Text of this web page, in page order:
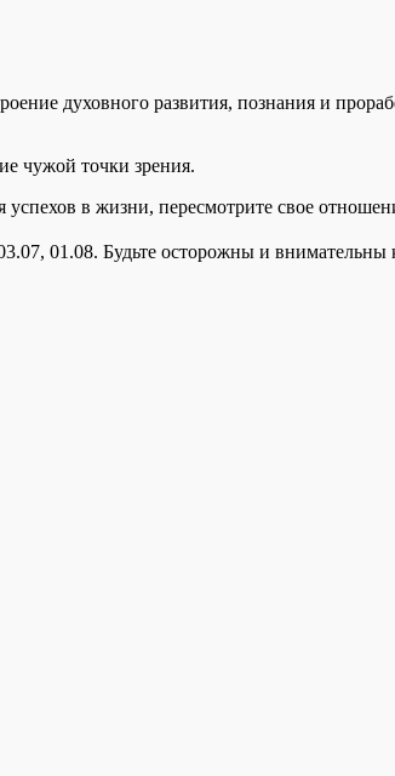
духовного развития, познания и
чужой точки зрения.
в жизни, пересмотрите свое
01.08. Будьте осторожны и внимательны